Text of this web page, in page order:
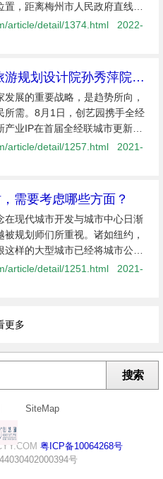
置，距离梅州市人民政府直线距
场地位于嘉应大桥由西向东引
梅州市梅江水系带。距离
article/detail/1374.html
2022-
游规划设计院孙秀萍院长
发布《城市公园运营系
发展的重要战略，是趋势所向，
所需。8月1日，创艺园携手全经
产业IP在首届全经联城市更新大
发展提供系统解决方案，深圳市
设计院孙秀萍院长代表集团发布
article/detail/1257.html
2021-
需要考虑哪些方面？
在现代城市开发与城市中心日渐
被规划师们所重视。诸如纽约，
这样的大型城市已经将城市公园
市规划和开发项目之中。作为城
成部分，小型城市公园虽然面积
article/detail/1251.html
2021-
更多
搜索
SiteMap
粤ICP备10064268号
号